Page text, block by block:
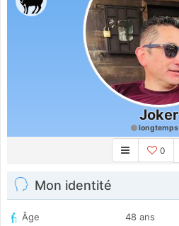
Joker
longtemps
0
Mon identité
Âge
48 ans